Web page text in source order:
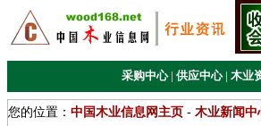
采购中心 | 供应中心 | 木业
您的位置： 中国木业信息网主页 - 木业新闻中